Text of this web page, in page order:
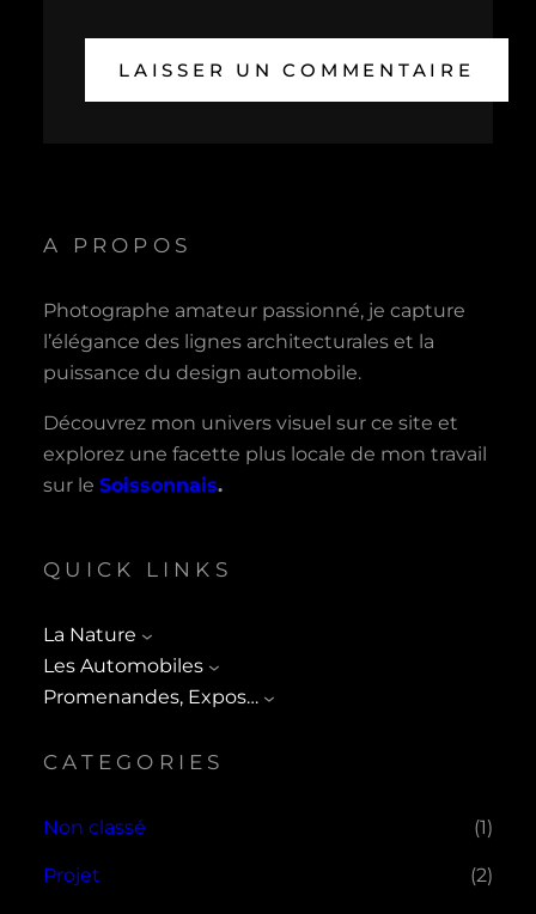
A PROPOS
Photographe amateur passionné, je capture
l’élégance des lignes architecturales et la
puissance du design automobile.
Découvrez mon univers visuel sur ce site et
explorez une facette plus locale de mon travail
sur le Soissonnais.
QUICK LINKS
La Nature
Les Automobiles
Promenandes, Expos…
CATEGORIES
Non classé (1)
Projet (2)